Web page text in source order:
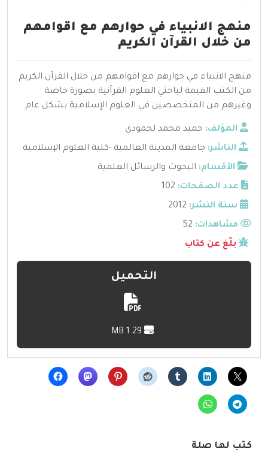
منهج الانبياء في حوارهم مع اقوامهم
من خلال القرآن الكريم
منهج الانبياء في حوارهم مع اقوامهم من خلال القرآن الكريم
من الكتب القيمة لباحثي العلوم القرآنية بصورة خاصة
وغيرهم من المتخصصين في العلوم الإسلامية بشكل عام.
المؤلف: حميد محمد لحمودي
الناشر: جامعة المدينة العالمية -كلية العلوم الإسلامية
الأقسام: البحوث والرسائل العلمية
عدد الصفحات: 102
سنة النشر: 2012
مشاهدات:
بلّغ عن كتاب
التحميل
كتب لها صلة